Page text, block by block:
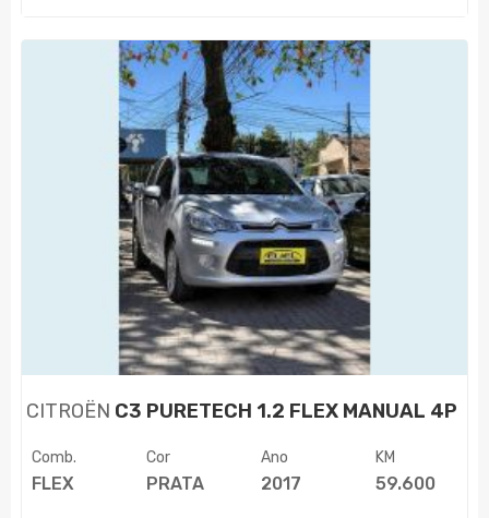
CITROËN C3 PURETECH 1.2 FLEX MANUAL 4P
Comb.
FLEX
Cor
PRATA
Ano
2017
KM
59.600